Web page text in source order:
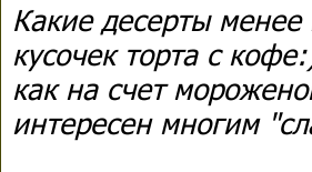
Какие десерты менее
кусочек торта с
как на счет
интересен многим